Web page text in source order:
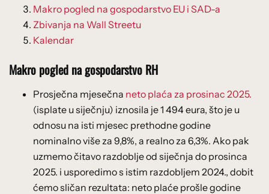
Makro pogled na gospodarstvo EU i SAD-a
Zbivanja na Wall Streetu
Kalendar
Makro pogled na gospodarstvo RH
Prosječna mjesečna neto plaća za prosinac 2025.
(isplate u siječnju) iznosila je 1 494 eura, što je u
odnosu na isti mjesec prethodne godine
nominalno više za 9,8%, a realno za 6,3%. Ako pak
uzmemo čitavo razdoblje od siječnja do prosinca
2025. i usporedimo s istim razdobljem 2024., dobit
ćemo sličan rezultata: neto plaće prošle godine